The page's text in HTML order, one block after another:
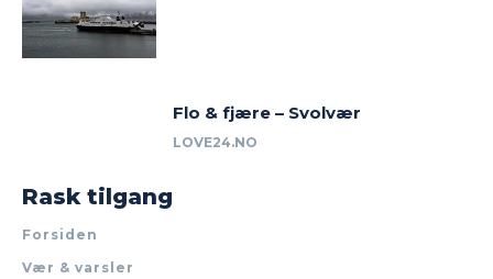
Flo & fjære – Svolvær
LOVE24.NO
Rask tilgang
Forsiden
Vær & varsler